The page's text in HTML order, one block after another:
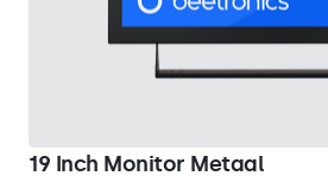
19 Inch Monitor Metaal